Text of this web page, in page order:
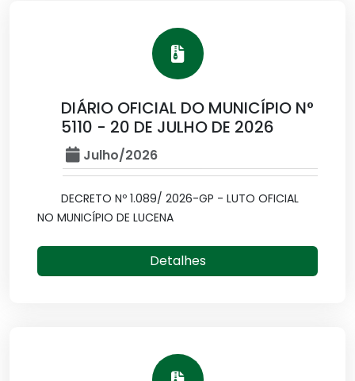
DIÁRIO OFICIAL DO MUNICÍPIO N°
5110 - 20 DE JULHO DE 2026
Julho/2026
DECRETO Nº 1.089/ 2026-GP - LUTO OFICIAL
NO MUNICÍPIO DE LUCENA
Detalhes